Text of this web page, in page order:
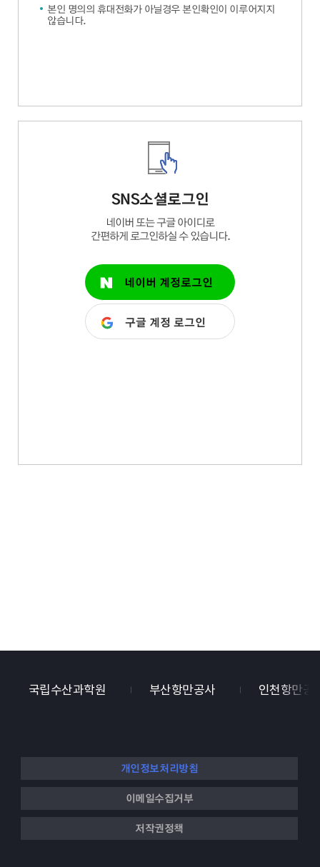
본인 명의의 휴대전화가 아닐경우 본인확인이 이루어지지
않습니다.
SNS소셜로그인
네이버 또는 구글 아이디로
간편하게 로그인하실 수 있습니다.
네이버 계정로그인
구글 계정 로그인
국립수산과학원 부산항만공사 인천항만공
개인정보처리방침
이메일수집거부
저작권정책